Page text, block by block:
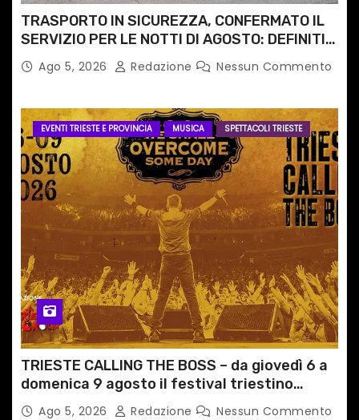
TRASPORTO IN SICUREZZA, CONFERMATO IL
SERVIZIO PER LE NOTTI DI AGOSTO: DEFINITI
PERCORSI, FERMATE E ORARIO
Ago 5, 2026 Redazione Nessun Commento
EVENTI TRIESTE E PROVINCIA MUSICA SPETTACOLI TRIESTE
TRIESTE CALLING THE BOSS – da giovedì 6 a
domenica 9 agosto il festival triestino
dedicato a Springsteen
Ago 5, 2026 Redazione Nessun Commento